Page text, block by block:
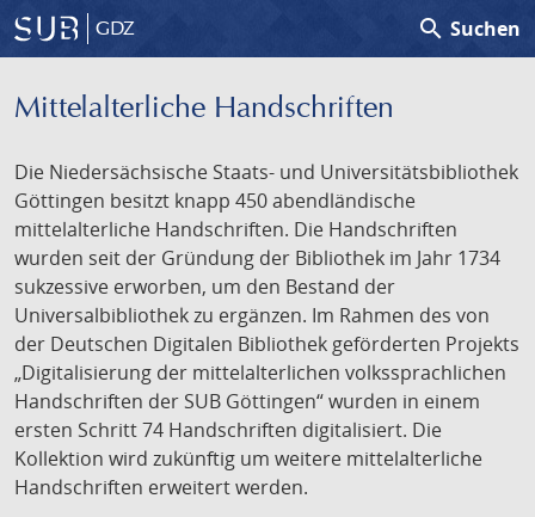
GDZ search Suchen
Mittelalterliche Handschriften
Die Niedersächsische Staats- und Universitätsbibliothek
Göttingen besitzt knapp 450 abendländische
mittelalterliche Handschriften. Die Handschriften
wurden seit der Gründung der Bibliothek im Jahr 1734
sukzessive erworben, um den Bestand der
Universalbibliothek zu ergänzen. Im Rahmen des von
der Deutschen Digitalen Bibliothek geförderten Projekts
„Digitalisierung der mittelalterlichen volkssprachlichen
Handschriften der SUB Göttingen“ wurden in einem
ersten Schritt 74 Handschriften digitalisiert. Die
Kollektion wird zukünftig um weitere mittelalterliche
Handschriften erweitert werden.